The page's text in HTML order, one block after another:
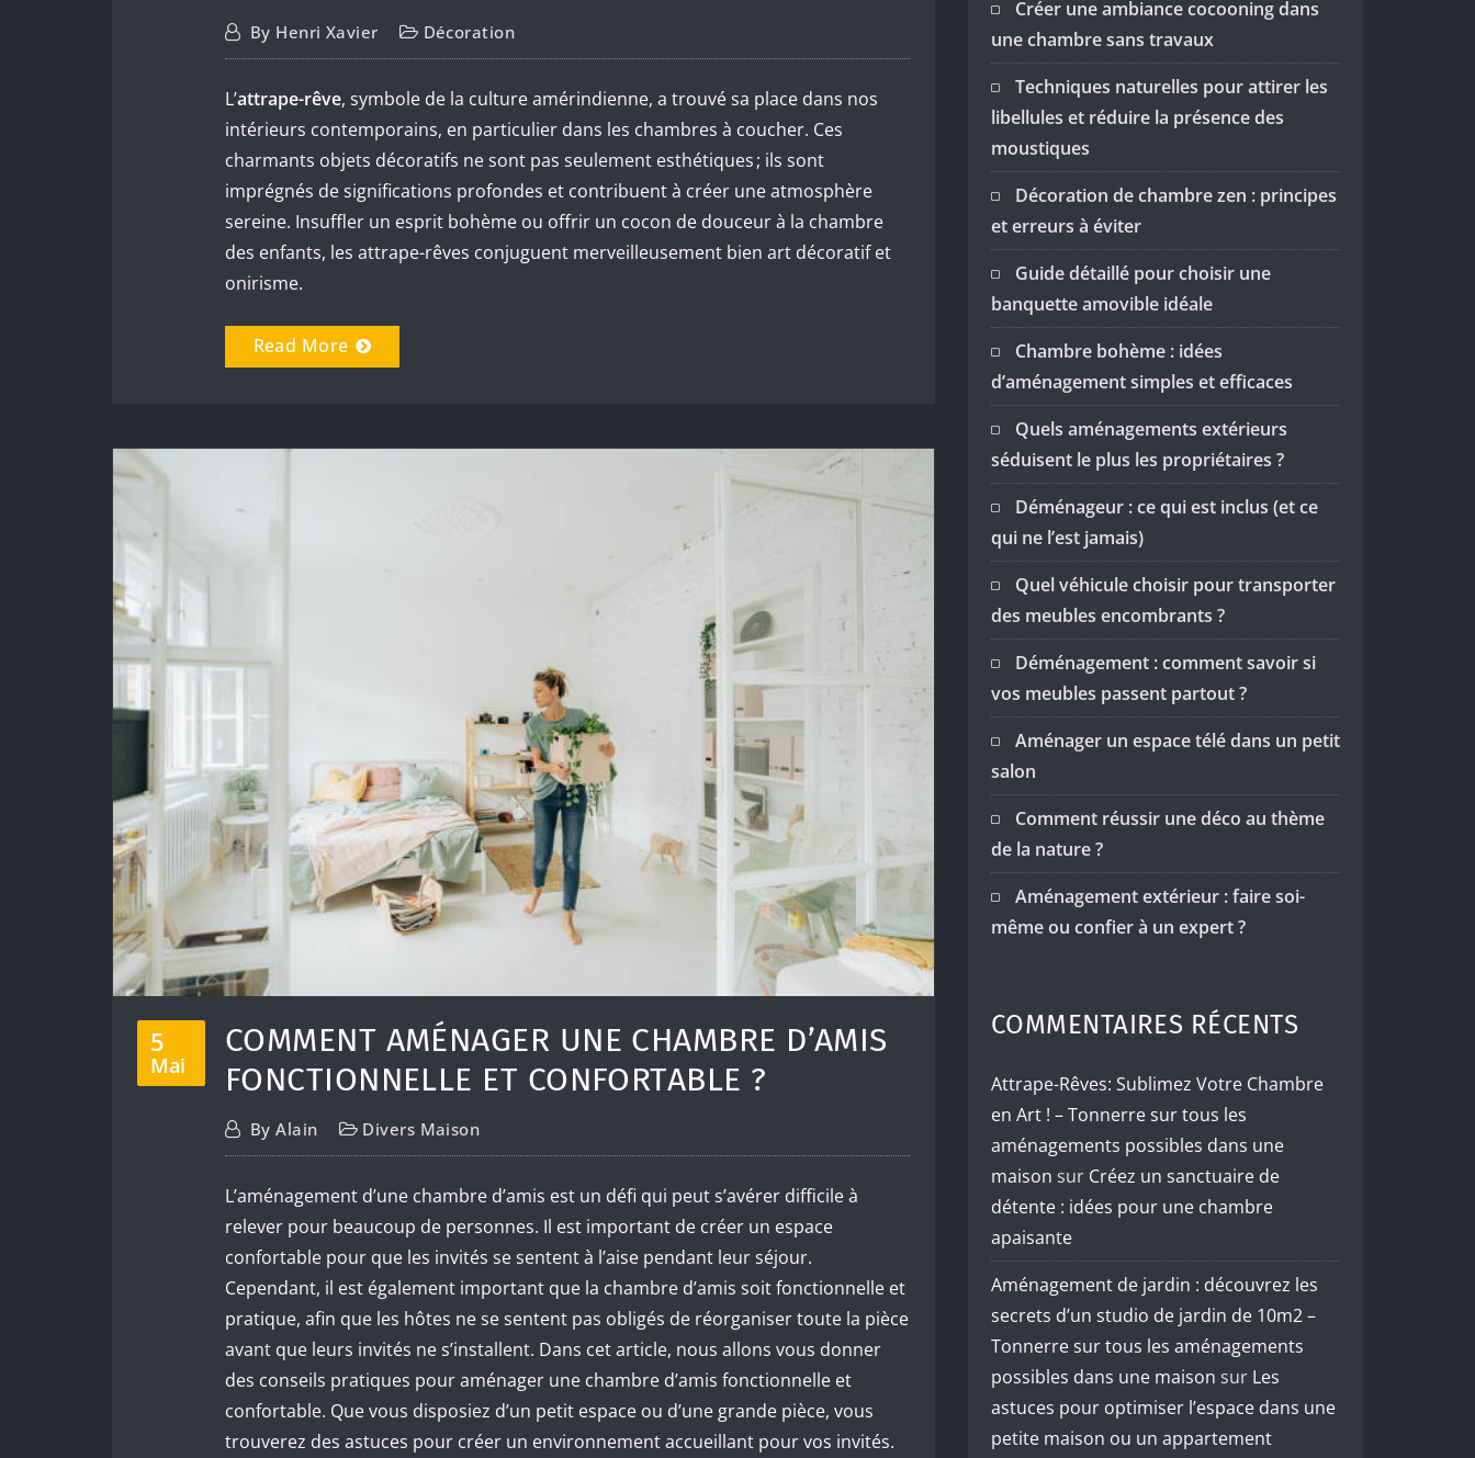
By Henri Xavier Décoration
L’attrape-rêve, symbole de la culture amérindienne, a trouvé sa place dans nos
intérieurs contemporains, en particulier dans les chambres à coucher. Ces
charmants objets décoratifs ne sont pas seulement esthétiques ; ils sont
imprégnés de significations profondes et contribuent à créer une atmosphère
sereine. Insuffler un esprit bohème ou offrir un cocon de douceur à la chambre
des enfants, les attrape-rêves conjuguent merveilleusement bien art décoratif et
onirisme.
Read More
5
Mai
COMMENT AMÉNAGER UNE CHAMBRE D’AMIS
FONCTIONNELLE ET CONFORTABLE ?
ByAlain Divers Maison
L’aménagement d’une chambre d’amis est un défi qui peut s’avérer difficile à
relever pour beaucoup de personnes. Il est important de créer un espace
confortable pour que les invités se sentent à l’aise pendant leur séjour.
Cependant, il est également important que la chambre d’amis soit fonctionnelle et
pratique, afin que les hôtes ne se sentent pas obligés de réorganiser toute la pièce
avant que leurs invités ne s’installent. Dans cet article, nous allons vous donner
des conseils pratiques pour aménager une chambre d’amis fonctionnelle et
confortable. Que vous disposiez d’un petit espace ou d’une grande pièce, vous
trouverez des astuces pour créer un environnement accueillant pour vos invités.
Créer une ambiance cocooning dans
une chambre sans travaux
Techniques naturelles pour attirer les
libellules et réduire la présence des
moustiques
Décoration de chambre zen : principes
et erreurs à éviter
Guide détaillé pour choisir une
banquette amovible idéale
Chambre bohème : idées
d’aménagement simples et efficaces
Quels aménagements extérieurs
séduisent le plus les propriétaires ?
Déménageur : ce qui est inclus (et ce
qui ne l’est jamais)
Quel véhicule choisir pour transporter
des meubles encombrants ?
Déménagement : comment savoir si
vos meubles passent partout ?
Aménager un espace télé dans un petit
salon
Comment réussir une déco au thème
de la nature ?
Aménagement extérieur : faire soi-
même ou confier à un expert ?
COMMENTAIRES RÉCENTS
Attrape-Rêves: Sublimez Votre Chambre
en Art ! – Tonnerre sur tous les
aménagements possibles dans une
maison sur Créez un sanctuaire de
détente : idées pour une chambre
apaisante
Aménagement de jardin : découvrez les
secrets d’un studio de jardin de 10m2 –
Tonnerre sur tous les aménagements
possibles dans une maison sur Les
astuces pour optimiser l’espace dans une
petite maison ou un appartement